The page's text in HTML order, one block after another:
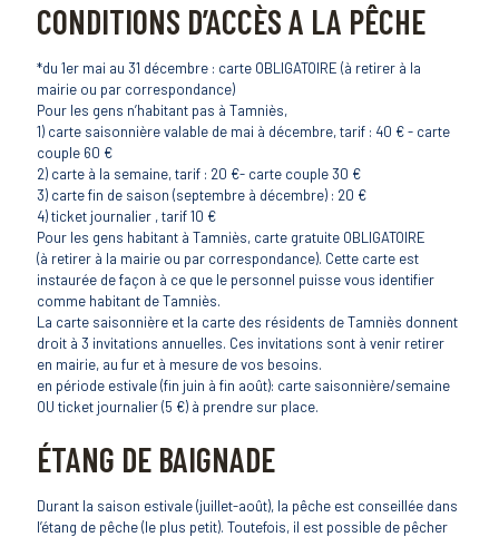
CONDITIONS D’ACCÈS A LA PÊCHE
*du 1er mai au 31 décembre : carte OBLIGATOIRE (à retirer à la
mairie ou par correspondance)
Pour les gens n’habitant pas à Tamniès,
1) carte saisonnière valable de mai à décembre, tarif : 40 € - carte
couple 60 €
2) carte à la semaine, tarif : 20 €- carte couple 30 €
3) carte fin de saison (septembre à décembre) : 20 €
4) ticket journalier , tarif 10 €
Pour les gens habitant à Tamniès, carte gratuite OBLIGATOIRE
(à retirer à la mairie ou par correspondance). Cette carte est
instaurée de façon à ce que le personnel puisse vous identifier
comme habitant de Tamniès.
La carte saisonnière et la carte des résidents de Tamniès donnent
droit à 3 invitations annuelles. Ces invitations sont à venir retirer
en mairie, au fur et à mesure de vos besoins.
en période estivale (fin juin à fin août): carte saisonnière/semaine
OU ticket journalier (5 €) à prendre sur place.
ÉTANG DE BAIGNADE
Durant la saison estivale (juillet-août), la pêche est conseillée dans
l’étang de pêche (le plus petit). Toutefois, il est possible de pêcher